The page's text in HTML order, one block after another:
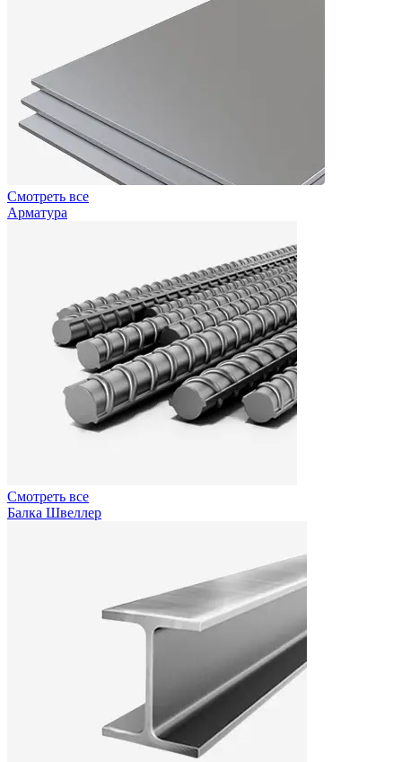
Смотреть все
Арматура
Смотреть все
Балка Швеллер